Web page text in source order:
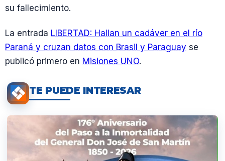
su fallecimiento.
La entrada LIBERTAD: Hallan un cadáver en el río
Paraná y cruzan datos con Brasil y Paraguay se
publicó primero en Misiones UNO.
TE PUEDE INTERESAR